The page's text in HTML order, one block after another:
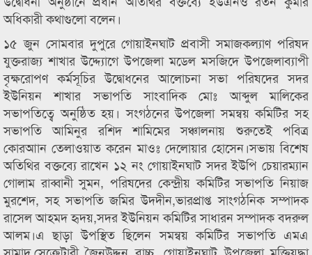
অধিকারী কথাগুলো বলেন।
১৫ জুন সোমবার দুপুরে গোয়াইনঘাট প্রবাসী সমাজকল্যাণ পরিষদ
যুক্তরাজ্য শাখার উদ্দ্যোগে উপজেলা মডেল মসজিদে উপজেলাব্যাপী
বৃক্ষরোপণ কর্মসূচির উদ্বোধনের আলোচনা সভা পরিষদের সদর
ইউনিয়ন শাখার সভাপতি সাংবাদিক মোঃ আব্দুল মালিকের
সভাপতিত্বে অনুষ্ঠিত হয়। সংগঠনের উপজেলা সমন্বয় কমিটির সহ
সভাপতি আমিনুর রশিদ শামিমের সঞ্চালনায় শুরুতেই পবিত্র
কোরআান তেলাওয়াত করেন মাওঃ দেলোয়ার হোসেন।সভায় বিশেষ
অতিথির বক্তব্যে রাখেন ১২ নং গোয়াইনঘাট সদর ইউপি চেয়ারম্যান
গোলাম রাব্বানী সুমন, পরিষদের কেন্দ্রীয় কমিটির সভাপতি নিয়াজ
মুরশেদ, সহ সভাপতি জমির উদদীন,ভারপ্রাপ্ত সাংগঠনিক সম্পাদক
রাসেল আহমদ হৃদয়,সদর ইউনিয়ন কমিটির সাধারন সম্পাদক বদরুল
আলম।এ ছাড়া উপস্থিত ছিলেন সমন্বয় কমিটির সভাপতি এমএ